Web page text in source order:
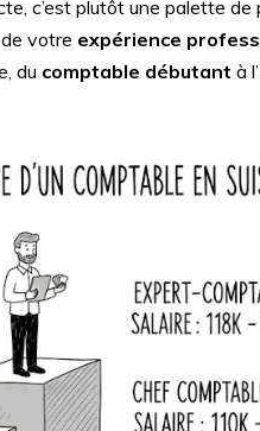
c’est plutôt une palette de
votre expérience
du comptable débutant à l’